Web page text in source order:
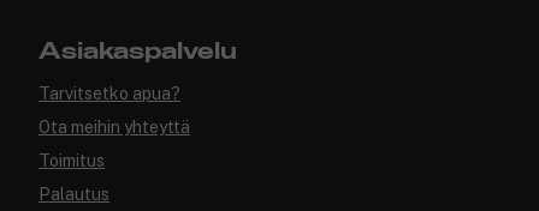
Asiakaspalvelu
Tarvitsetko apua?
Ota meihin yhteyttä
Toimitus
Palautus